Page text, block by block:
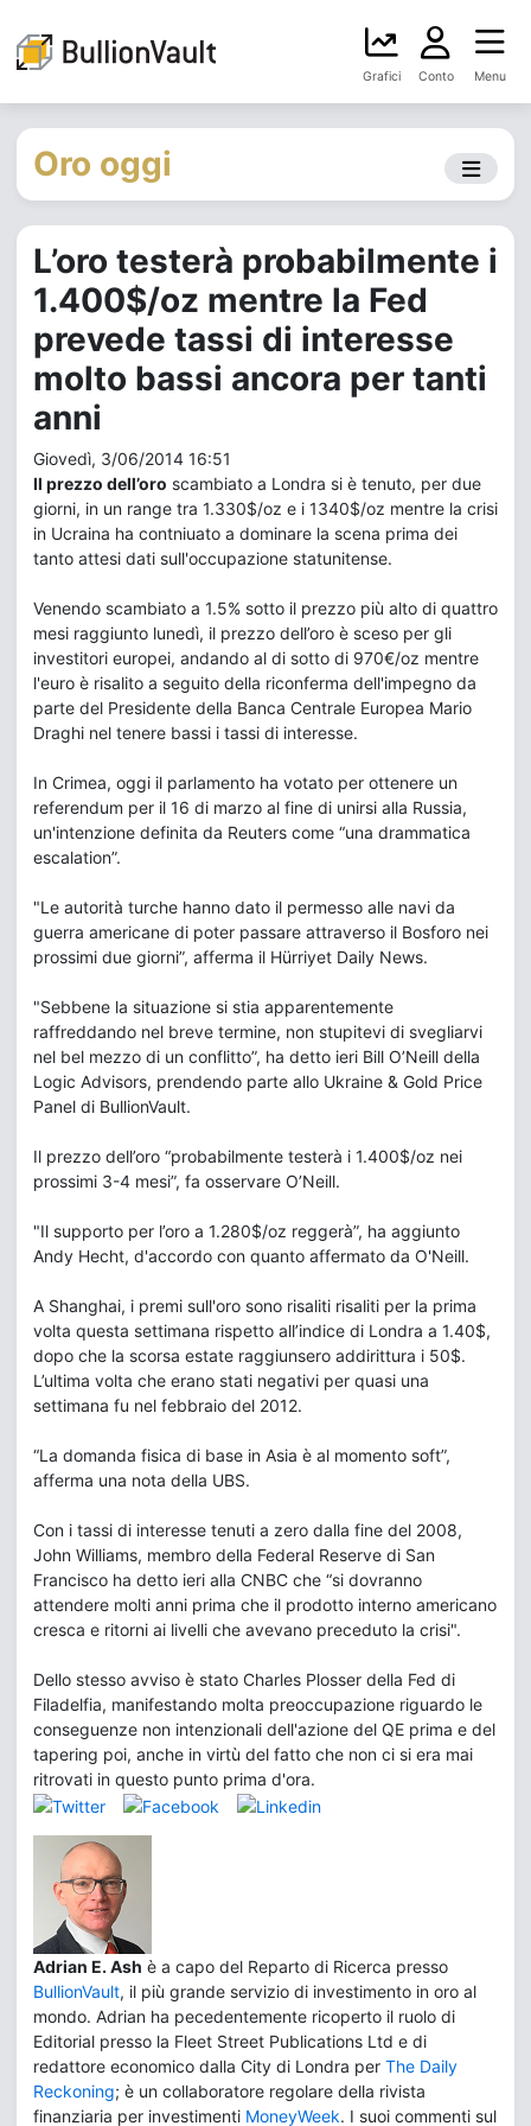
Grafici Conto Menu
Oro oggi
L’oro testerà probabilmente i
1.400$/oz mentre la Fed
prevede tassi di interesse
molto bassi ancora per tanti
anni
Giovedì, 3/06/2014 16:51
Il prezzo dell’oro scambiato a Londra si è tenuto, per due
giorni, in un range tra 1.330$/oz e i 1340$/oz mentre la crisi
in Ucraina ha contniuato a dominare la scena prima dei
tanto attesi dati sull'occupazione statunitense.
Venendo scambiato a 1.5% sotto il prezzo più alto di quattro
mesi raggiunto lunedì, il prezzo dell’oro è sceso per gli
investitori europei, andando al di sotto di 970€/oz mentre
l'euro è risalito a seguito della riconferma dell'impegno da
parte del Presidente della Banca Centrale Europea Mario
Draghi nel tenere bassi i tassi di interesse.
In Crimea, oggi il parlamento ha votato per ottenere un
referendum per il 16 di marzo al fine di unirsi alla Russia,
un'intenzione definita da Reuters come “una drammatica
escalation”.
"Le autorità turche hanno dato il permesso alle navi da
guerra americane di poter passare attraverso il Bosforo nei
prossimi due giorni”, afferma il Hürriyet Daily News.
"Sebbene la situazione si stia apparentemente
raffreddando nel breve termine, non stupitevi di svegliarvi
nel bel mezzo di un conflitto”, ha detto ieri Bill O’Neill della
Logic Advisors, prendendo parte allo Ukraine & Gold Price
Panel di BullionVault.
Il prezzo dell’oro “probabilmente testerà i 1.400$/oz nei
prossimi 3-4 mesi”, fa osservare O’Neill.
"Il supporto per l’oro a 1.280$/oz reggerà”, ha aggiunto
Andy Hecht, d'accordo con quanto affermato da O'Neill.
A Shanghai, i premi sull'oro sono risaliti risaliti per la prima
volta questa settimana rispetto all’indice di Londra a 1.40$,
dopo che la scorsa estate raggiunsero addirittura i 50$.
L’ultima volta che erano stati negativi per quasi una
settimana fu nel febbraio del 2012.
“La domanda fisica di base in Asia è al momento soft”,
afferma una nota della UBS.
Con i tassi di interesse tenuti a zero dalla fine del 2008,
John Williams, membro della Federal Reserve di San
Francisco ha detto ieri alla CNBC che “si dovranno
attendere molti anni prima che il prodotto interno americano
cresca e ritorni ai livelli che avevano preceduto la crisi".
Dello stesso avviso è stato Charles Plosser della Fed di
Filadelfia, manifestando molta preoccupazione riguardo le
conseguenze non intenzionali dell'azione del QE prima e del
tapering poi, anche in virtù del fatto che non ci si era mai
ritrovati in questo punto prima d'ora.
Adrian E. Ash è a capo del Reparto di Ricerca presso
BullionVault, il più grande servizio di investimento in oro al
mondo. Adrian ha pecedentemente ricoperto il ruolo di
Editorial presso la Fleet Street Publications Ltd e di
redattore economico dalla City di Londra per The Daily
Reckoning; è un collaboratore regolare della rivista
finanziaria per investimenti MoneyWeek. I suoi commenti sul